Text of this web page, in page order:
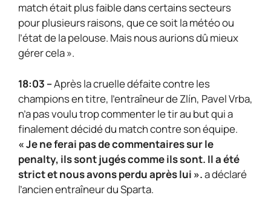
match était plus faible dans certains secteurs
pour plusieurs raisons, que ce soit la météo ou
l’état de la pelouse. Mais nous aurions dû mieux
gérer cela ».
18:03 –Après la cruelle défaite contre les
champions en titre, l’entraîneur de Zlín, Pavel Vrba,
n’a pas voulu trop commenter le tir au but qui a
finalement décidé du match contre son équipe.
« Je ne ferai pas de commentaires sur le
penalty, ils sont jugés comme ils sont. Il a été
strict et nous avons perdu après lui ».a déclaré
l’ancien entraîneur du Sparta.